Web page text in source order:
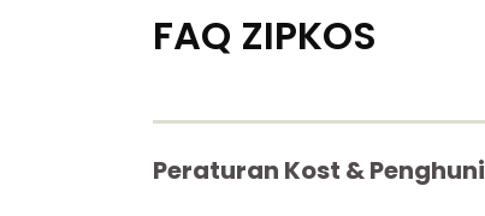
FAQ ZIPKOS
Peraturan Kost & Penghuni